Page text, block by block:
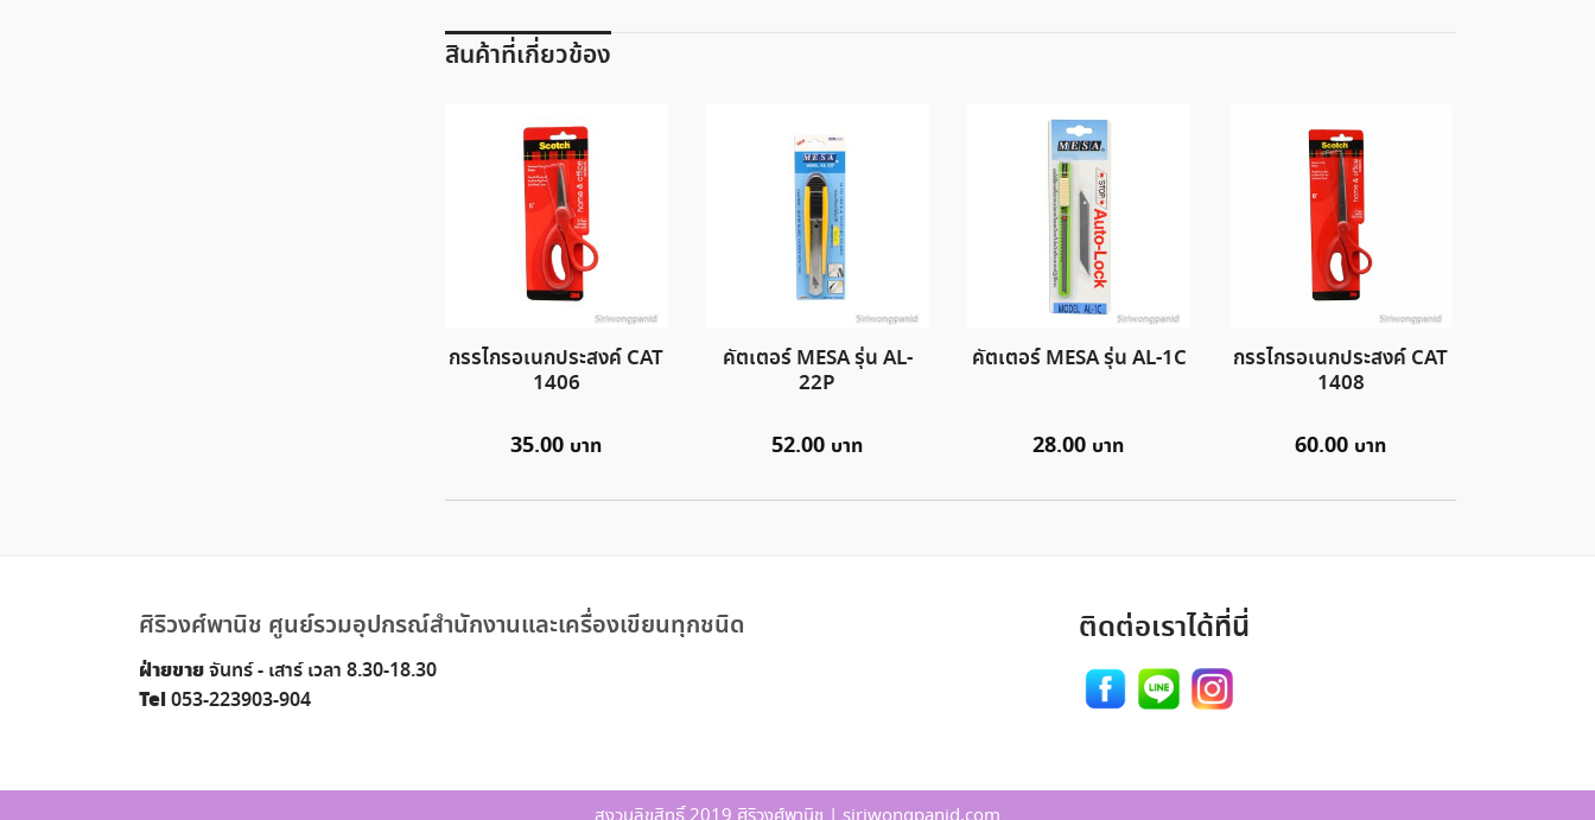
สินค้าที่เกี่ยวข้อง
กรรไกรอเนกประสงค์ CAT
1406
35.00
คัตเตอร์ MESA รุ่น AL-
22P
52.00
คัตเตอร์ MESA รุ่น AL-1C
28.00
กรรไกรอเนกประสงค์ CAT
1408
60.00
ศิริวงศ์พานิช ศูนย์รวมอุปกรณ์สำนักงานและเครื่องเขียนทุกชนิด
ฝ่ายขายจันทร์ - เสาร์ เวลา 8.30-18.30
Tel053-223903-904
ติดต่อเราได้ที่นี่